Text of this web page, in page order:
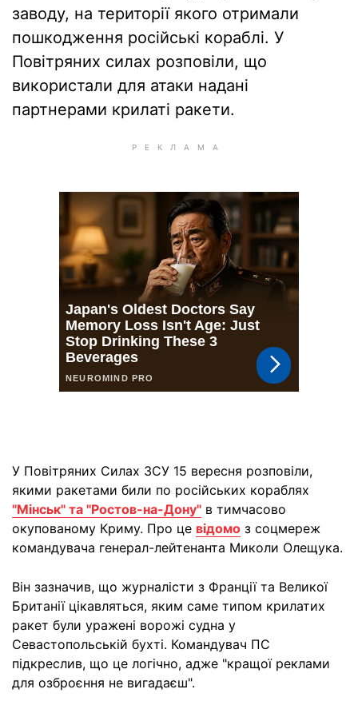
заводу, на території якого отримали
пошкодження російські кораблі. У
Повітряних силах розповіли, що
використали для атаки надані
партнерами крилаті ракети.
У Повітряних Силах ЗСУ 15 вересня розповіли,
якими ракетами били по російських кораблях
"Мінськ" та "Ростов-на-Дону" в тимчасово
окупованому Криму. Про це відомо з соцмереж
командувача генерал-лейтенанта Миколи Олещука.
Він зазначив, що журналісти з Франції та Великої
Британії цікавляться, яким саме типом крилатих
ракет були уражені ворожі судна у
Севастопольській бухті. Командувач ПС
підкреслив, що це логічно, адже "кращої реклами
для озброєння не вигадаєш".